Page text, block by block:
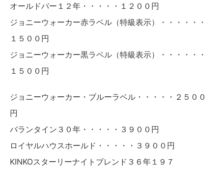
オールドパー１２年・・・・・１２００円
ジョニーウォーカー赤ラベル（特級表示）・・・・・・
１５００円
ジョニーウォーカー黒ラベル（特級表示）・・・・・・
１５００円
ジョニーウォーカー・ブルーラベル・・・・・２５００
円
バランタイン３０年・・・・・３９００円
ロイヤルハウスホールド・・・・・３９００円
KINKOスターリーナイトブレンド３６年１９７